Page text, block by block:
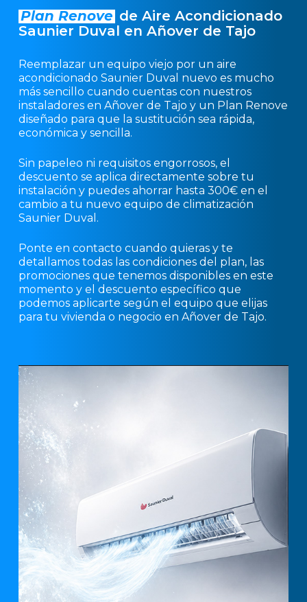
Plan Renove de Aire Acondicionado
Saunier Duval en Añover de Tajo
Reemplazar un equipo viejo por un aire
acondicionado Saunier Duval nuevo es mucho
más sencillo cuando cuentas con nuestros
instaladores en Añover de Tajo y un Plan Renove
diseñado para que la sustitución sea rápida,
económica y sencilla.
Sin papeleo ni requisitos engorrosos, el
descuento se aplica directamente sobre tu
instalación y puedes ahorrar hasta 300€ en el
cambio a tu nuevo equipo de climatización
Saunier Duval.
Ponte en contacto cuando quieras y te
detallamos todas las condiciones del plan, las
promociones que tenemos disponibles en este
momento y el descuento específico que
podemos aplicarte según el equipo que elijas
para tu vivienda o negocio en Añover de Tajo.